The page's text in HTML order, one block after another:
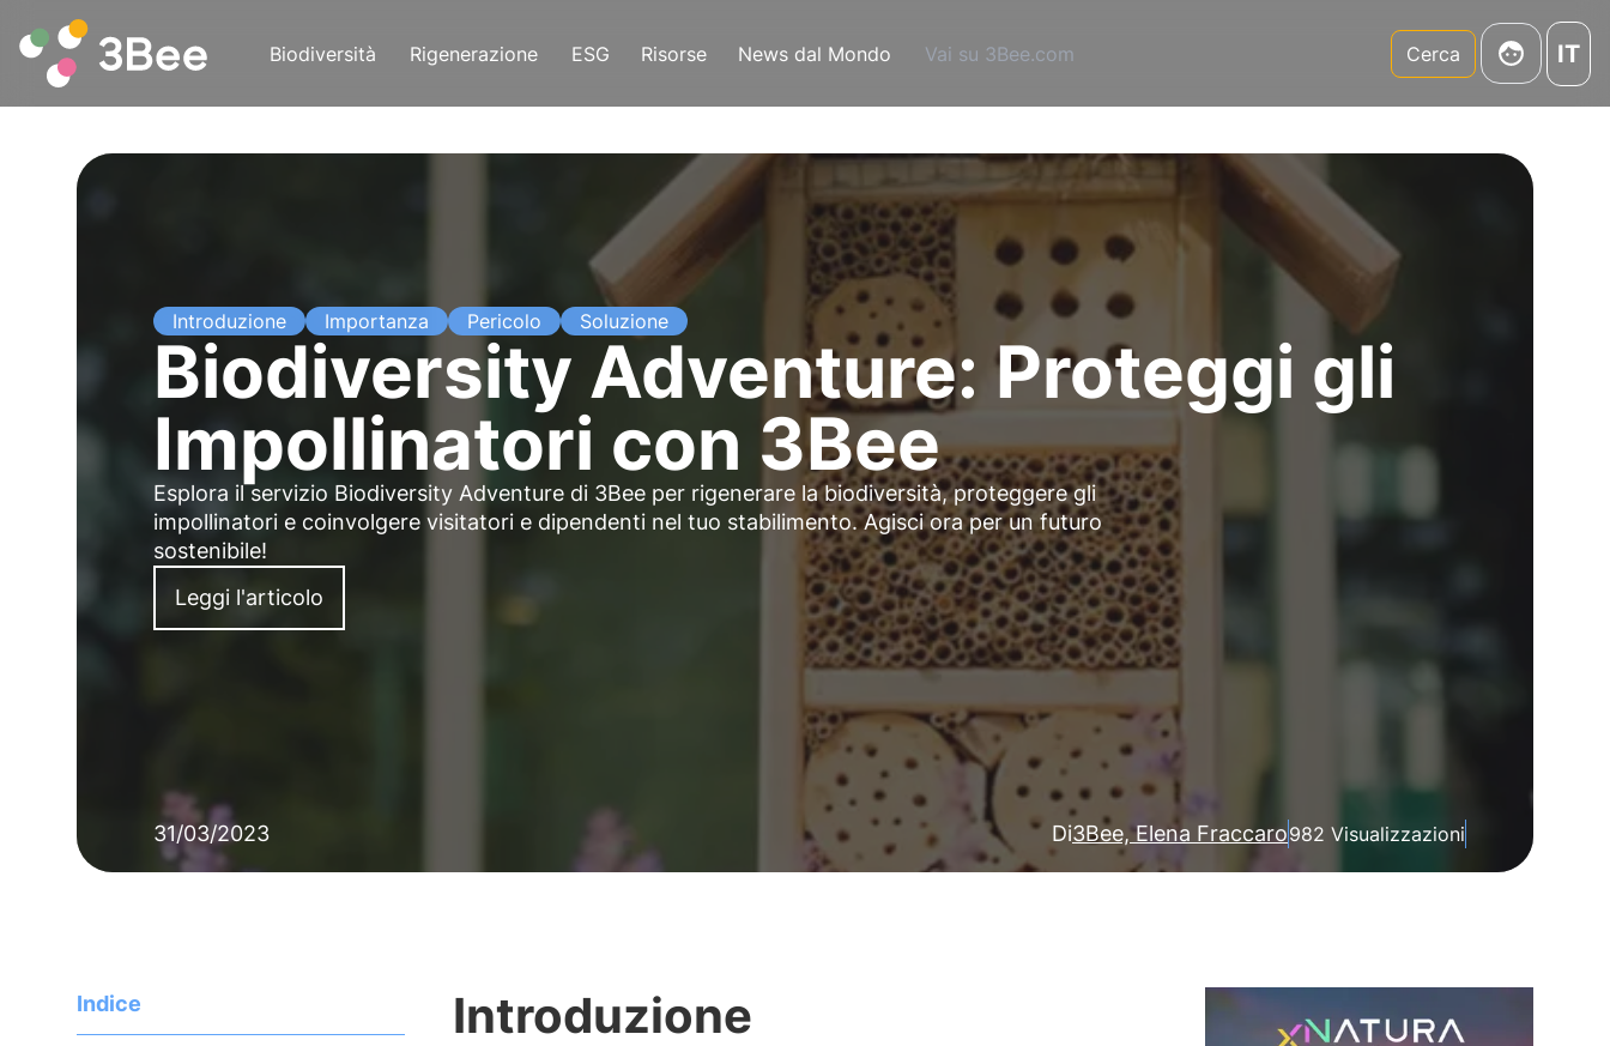
Biodiversità Rigenerazione ESG Risorse News dal Mondo Vai su 3Bee.com Cerca IT
Introduzione Importanza Pericolo Soluzione
Biodiversity Adventure: Proteggi gli
Impollinatori con 3Bee
Esplora il servizio Biodiversity Adventure di 3Bee per rigenerare la biodiversità, proteggere gli
impollinatori e coinvolgere visitatori e dipendenti nel tuo stabilimento. Agisci ora per un futuro
sostenibile!
Leggi l'articolo
31/03/2023 Di3Bee, Elena Fraccaro982 Visualizzazioni
Indice Introduzione